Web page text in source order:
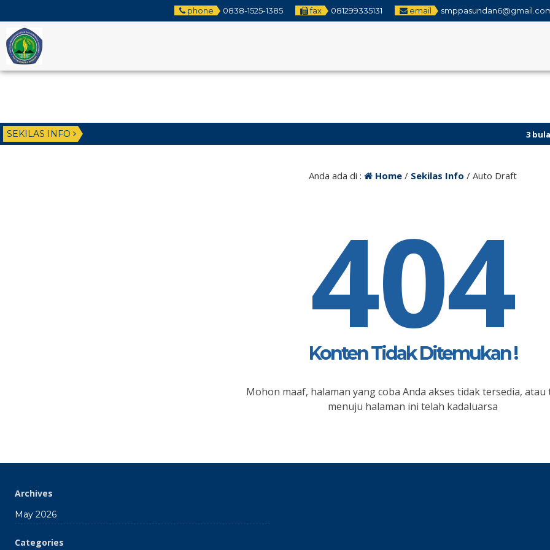
phone 0838-1525-1385 fax 081299335131 email
SEKILAS INFO 3
Bandung
Anda ada di : Home/ Sekilas Info / Auto Draft
404
Konten Tidak Ditemukan !
Mohon maaf, halaman yang coba Anda akses tidak tersedia, atau
menuju halaman ini telah kadaluarsa
Archives
May 2026
Categories